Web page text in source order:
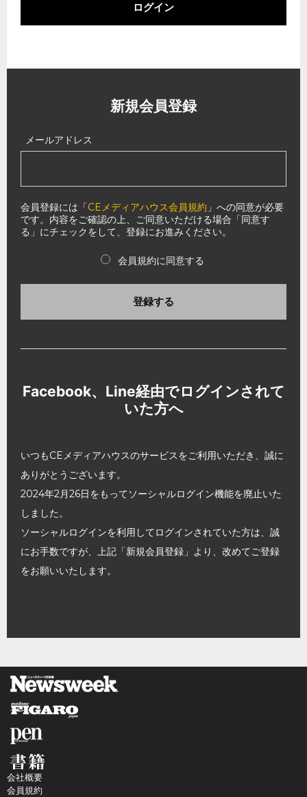
ログイン
新規会員登録
メールアドレス
会員登録には「CEメディアハウス会員規約 」への同意が必要
です。内容をご確認の上、ご同意いただける場合「同意す
る」にチェックをして、登録にお進みください。
会員規約に同意する
登録する
Facebook、Line経由でログインされて
いた方へ
いつもCEメディアハウスのサービスをご利用いただき、誠に
ありがとうございます。
2024年2月26日をもってソーシャルログイン機能を廃止いた
しました。
ソーシャルログインを利用してログインされていた方は、誠
にお手数ですが、上記「新規会員登録」より、改めてご登録
をお願いいたします。
会社概要
会員規約